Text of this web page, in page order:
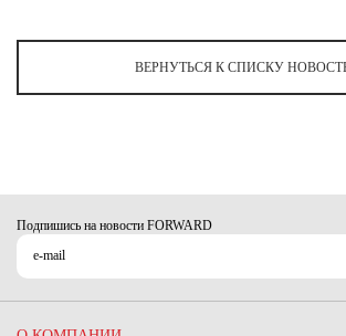
ВЕРНУТЬСЯ К СПИСКУ
Подпишись на новости FORWARD